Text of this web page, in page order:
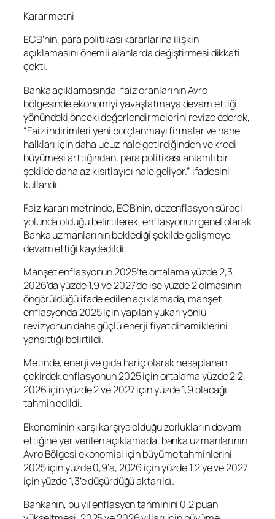
Karar metni
ECB’nin, para politikası kararlarına ilişkin
açıklamasını önemli alanlarda değiştirmesi dikkati
çekti.
Banka açıklamasında, faiz oranlarının Avro
bölgesinde ekonomiyi yavaşlatmaya devam ettiği
yönündeki önceki değerlendirmelerini revize ederek,
“Faiz indirimleri yeni borçlanmayı firmalar ve hane
halkları için daha ucuz hale getirdiğinden ve kredi
büyümesi arttığından, para politikası anlamlı bir
şekilde daha az kısıtlayıcı hale geliyor.” ifadesini
kullandı.
Faiz kararı metninde, ECB’nin, dezenflasyon süreci
yolunda olduğu belirtilerek, enflasyonun genel olarak
Banka uzmanlarının beklediği şekilde gelişmeye
devam ettiği kaydedildi.
Manşet enflasyonun 2025’te ortalama yüzde 2,3,
2026’da yüzde 1,9 ve 2027’de ise yüzde 2 olmasının
öngörüldüğü ifade edilen açıklamada, manşet
enflasyonda 2025 için yapılan yukarı yönlü
revizyonun daha güçlü enerji fiyat dinamiklerini
yansıttığı belirtildi.
Metinde, enerji ve gıda hariç olarak hesaplanan
çekirdek enflasyonun 2025 için ortalama yüzde 2,2,
2026 için yüzde 2 ve 2027 için yüzde 1,9 olacağı
tahmin edildi.
Ekonominin karşı karşıya olduğu zorlukların devam
ettiğine yer verilen açıklamada, banka uzmanlarının
Avro Bölgesi ekonomisi için büyüme tahminlerini
2025 için yüzde 0,9’a, 2026 için yüzde 1,2’ye ve 2027
için yüzde 1,3’e düşürdüğü aktarıldı.
Bankanın, bu yıl enflasyon tahminini 0,2 puan